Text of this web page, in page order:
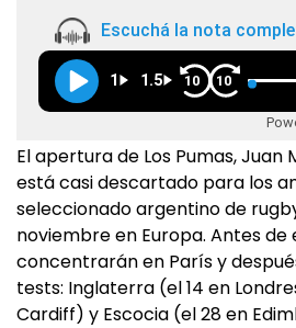
Escuchá la nota
1 1.5 10 10
El apertura de Los Pumas, Juan
está casi descartado para los
seleccionado argentino de
noviembre en Europa. Antes de
concentrarán en París y
tests: Inglaterra (el 14 en
Cardiff) y Escocia (el 28 en